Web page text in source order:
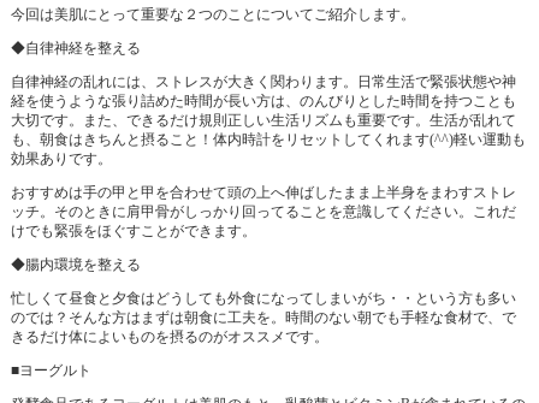
今回は美肌にとって重要な２つのことについてご紹介します。
◆自律神経を整える
自律神経の乱れには、ストレスが大きく関わります。日常生活で緊張状態や神
経を使うような張り詰めた時間が長い方は、のんびりとした時間を持つことも
大切です。また、できるだけ規則正しい生活リズムも重要です。生活が乱れて
も、朝食はきちんと摂ること！体内時計をリセットしてくれます(^^)軽い運動も
効果ありです。
おすすめは手の甲と甲を合わせて頭の上へ伸ばしたまま上半身をまわすストレ
ッチ。そのときに肩甲骨がしっかり回ってることを意識してください。これだ
けでも緊張をほぐすことができます。
◆腸内環境を整える
忙しくて昼食と夕食はどうしても外食になってしまいがち・・という方も多い
のでは？そんな方はまずは朝食に工夫を。時間のない朝でも手軽な食材で、で
きるだけ体によいものを摂るのがオススメです。
■ヨーグルト